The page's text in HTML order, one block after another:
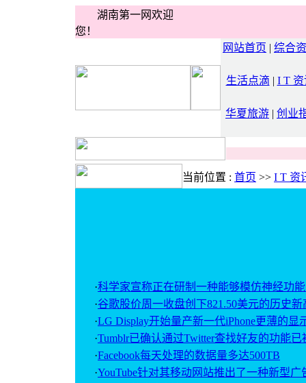
湖南第一网欢迎
您！
网站首页 | 综合
生活点滴 | I T 资
华夏旅游 | 创业
当前位置 : 首页 >> I T 资
·科学家宣称正在研制一种能够模仿神经功
·谷歌股价周一收盘创下821.50美元的历史新
·LG Display开始量产新一代iPhone更薄的显
·Tumblr已确认通过Twitter查找好友的功能已
·Facebook每天处理的数据量多达500TB
·YouTube针对其移动网站推出了一种新型广